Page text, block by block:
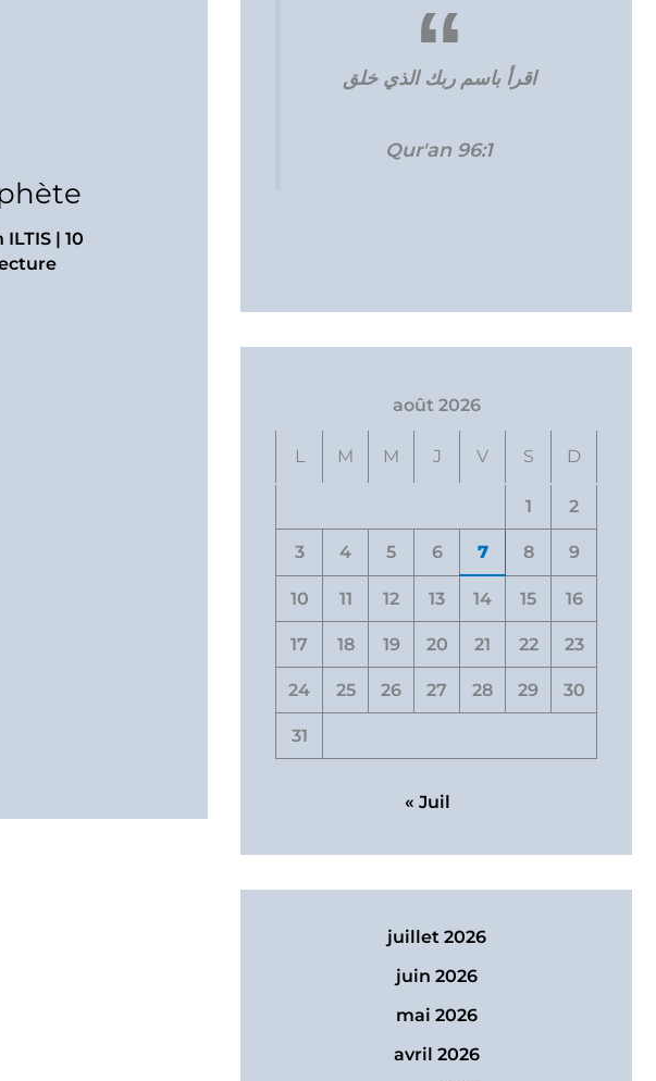
| 10
اقرأ باسم ربك الذي خلق
Qur'an 96:1
août 2026
L M M J V S D
1 2
3 4 5 6 7 8 9
10 11 12 13 14 15 16
17 18 19 20 21 22 23
24 25 26 27 28 29 30
31
« Juil
juillet 2026
juin 2026
mai 2026
avril 2026